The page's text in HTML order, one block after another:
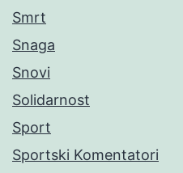
Smrt
Snaga
Snovi
Solidarnost
Sport
Sportski Komentatori